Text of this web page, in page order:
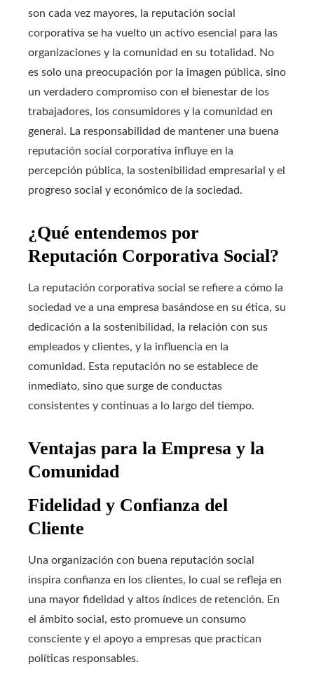
son cada vez mayores, la reputación social
corporativa se ha vuelto un activo esencial para las
organizaciones y la comunidad en su totalidad. No
es solo una preocupación por la imagen pública, sino
un verdadero compromiso con el bienestar de los
trabajadores, los consumidores y la comunidad en
general. La responsabilidad de mantener una buena
reputación social corporativa influye en la
percepción pública, la sostenibilidad empresarial y el
progreso social y económico de la sociedad.
¿Qué entendemos por
Reputación Corporativa Social?
La reputación corporativa social se refiere a cómo la
sociedad ve a una empresa basándose en su ética, su
dedicación a la sostenibilidad, la relación con sus
empleados y clientes, y la influencia en la
comunidad. Esta reputación no se establece de
inmediato, sino que surge de conductas
consistentes y continuas a lo largo del tiempo.
Ventajas para la Empresa y la
Comunidad
Fidelidad y Confianza del
Cliente
Una organización con buena reputación social
inspira confianza en los clientes, lo cual se refleja en
una mayor fidelidad y altos índices de retención. En
el ámbito social, esto promueve un consumo
consciente y el apoyo a empresas que practican
políticas responsables.